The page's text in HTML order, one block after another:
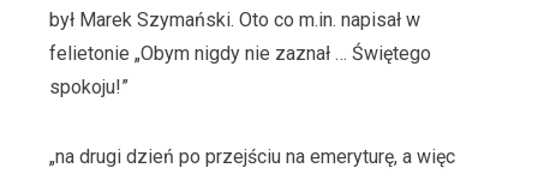
był Marek Szymański. Oto co m.in. napisał w
felietonie „Obym nigdy nie zaznał … Świętego
spokoju!”
„na drugi dzień po przejściu na emeryturę, a więc